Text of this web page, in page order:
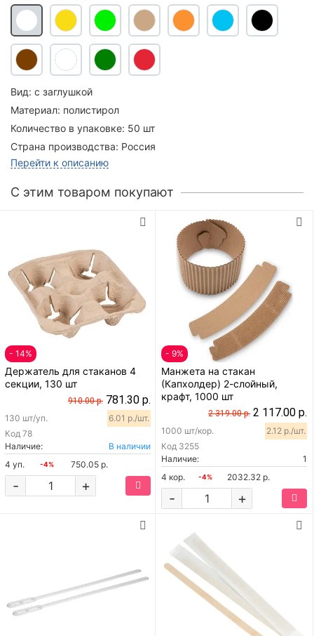
Вид: с заглушкой
Материал: полистирол
Количество в упаковке: 50 шт
Страна производства: Россия
Перейти к описанию
C этим товаром покупают
- 14%
Держатель для стаканов 4
секции, 130 шт
910.00 р. 781.30 р.
Код 78
130 шт/уп. 6.01 р./шт.
Наличие:
В наличии
4 уп.
-4% 750.05 р.
+
-
- 9%
Манжета на стакан
(Капхолдер) 2-слойный,
крафт, 1000 шт
2 319.00 р. 2 117.00 р.
Код 3255
1000 шт/кор. 2.12 р./шт.
Наличие:
1
4 кор.
-4% 2032.32 р.
+
-